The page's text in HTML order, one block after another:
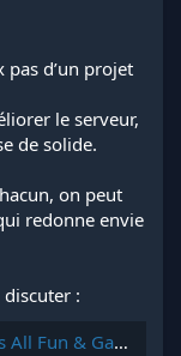
pas d’un projet
le serveur,
de solide.
on peut
redonne envie
:
Discord - Group Chat That’s All Fun & Games